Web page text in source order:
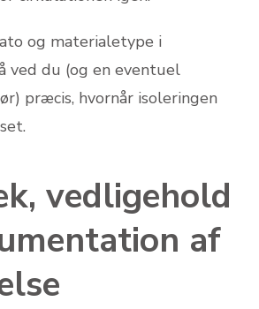
og materialetype i
ved du (og en eventuel
præcis, hvornår isoleringen
vedligehold
af